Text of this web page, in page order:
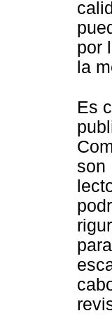
por
la
Es